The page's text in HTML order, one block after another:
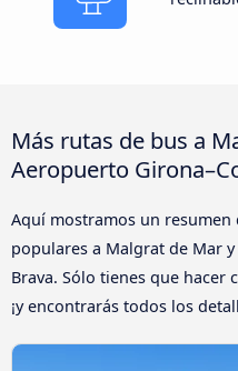
Más rutas de bus a
Aeropuerto
Aquí mostramos un resumen
populares a Malgrat de Mar
Brava. Sólo tienes que hacer
¡y encontrarás todos los